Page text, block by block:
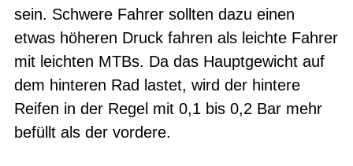
sein. Schwere Fahrer sollten dazu einen
etwas höheren Druck fahren als leichte Fahrer
mit leichten MTBs. Da das Hauptgewicht auf
dem hinteren Rad lastet, wird der hintere
Reifen in der Regel mit 0,1 bis 0,2 Bar mehr
befüllt als der vordere.